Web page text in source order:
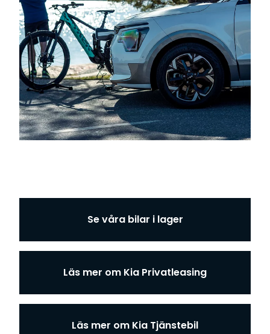
Se våra bilar i lager
Läs mer om Kia Privatleasing
Läs mer om Kia Tjänstebil